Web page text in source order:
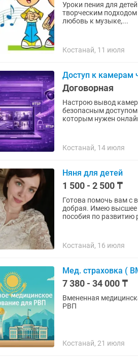
Уроки пения для
творческим
любовь к музыке,...
Костанай, 11 июля
Доступ к камерам
Договорная
Настрою вывод камер
безопасным доступом по Решение подходит производственным предприятиям
которым нужен
Костанай, 14 июля
Няня для детей
1 500 - 2 500 ₸
Готова помочь вам с
добрая. Имею высшее
пособия по развитию
Костанай, 16 июля
Мед. страховка (
7 380 - 34 000 ₸
Вмененная
РВП
Костанай, 21 июля